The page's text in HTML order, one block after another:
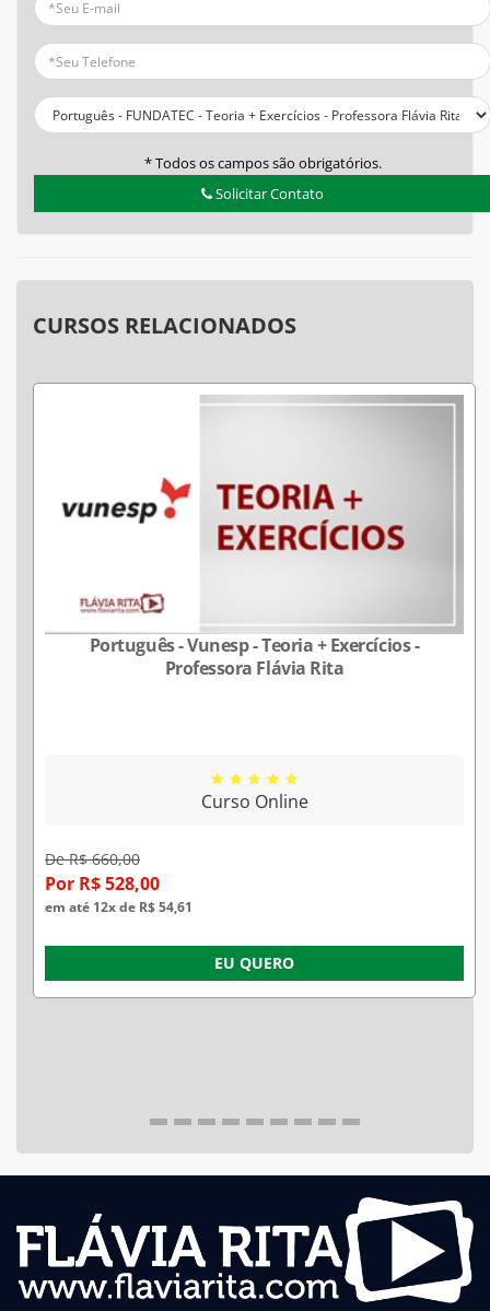
* Todos os campos são obrigatórios.
Solicitar Contato
CURSOS RELACIONADOS
Português - Vunesp - Teoria + Exercícios -
Professora Flávia Rita
Curso Online
De R$ 660,00
Por R$ 528,00
em até 12x de R$ 54,61
EU QUERO